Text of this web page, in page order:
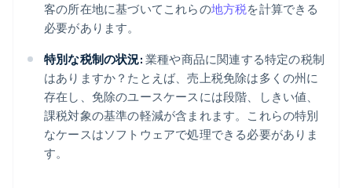
客の所在地に基づいてこれらの地方税を計算できる
必要があります。
特別な税制の状況: 業種や商品に関連する特定の税制
はありますか？たとえば、売上税免除は多くの州に
存在し、免除のユースケースには段階、しきい値、
課税対象の基準の軽減が含まれます。これらの特別
なケースはソフトウェアで処理できる必要がありま
す。